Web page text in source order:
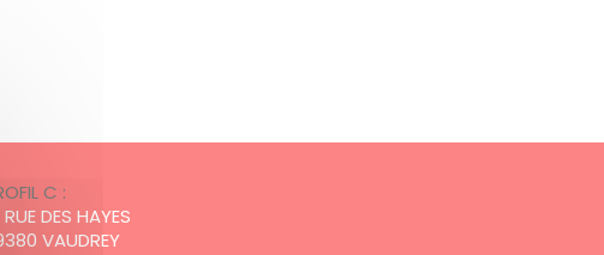
C :
RUE DES HAYES
VAUDREY